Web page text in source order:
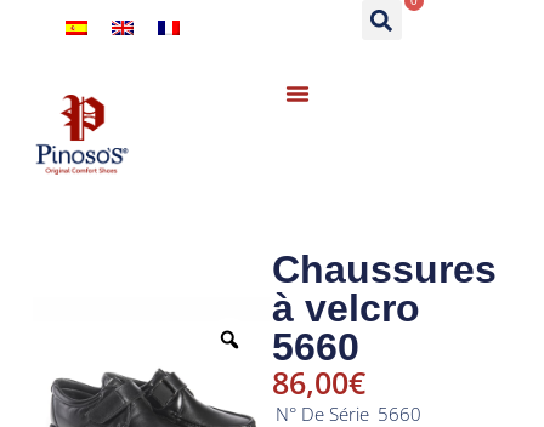
Chaussures
à velcro
5660
86,00€
N° De Série 5660